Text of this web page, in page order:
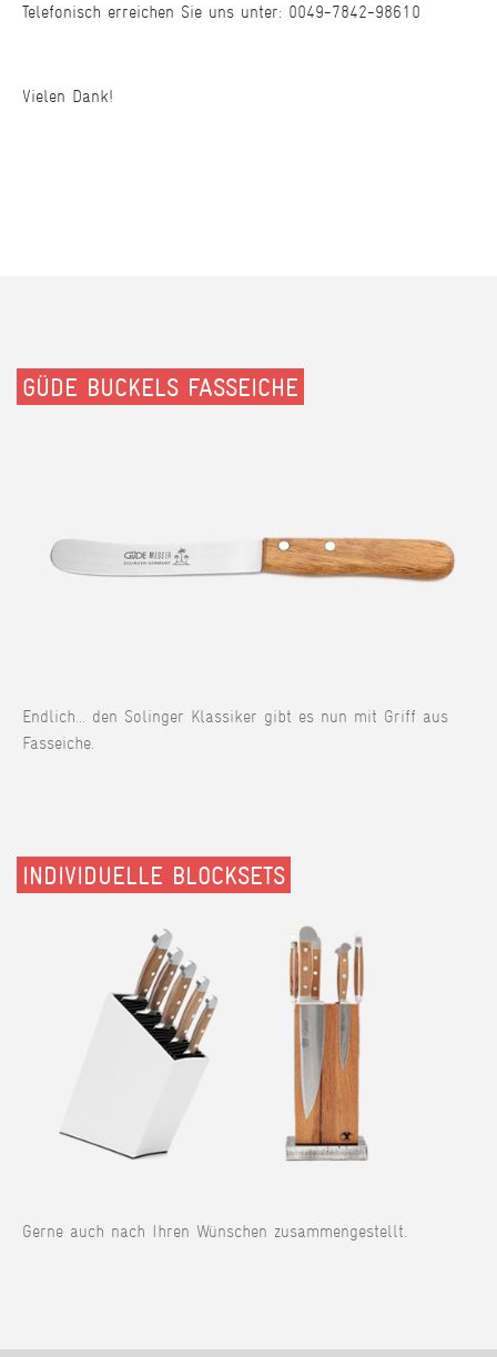
Telefonisch erreichen Sie uns unter: 0049-7842-98610
Vielen Dank!
GÜDE BUCKELS FASSEICHE
Endlich... den Solinger Klassiker gibt es nun mit Griff aus
Fasseiche.
INDIVIDUELLE BLOCKSETS
Gerne auch nach Ihren Wünschen zusammengestellt.